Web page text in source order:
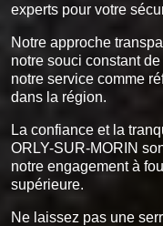
experts pour votre
Notre approche
notre souci constant
notre service comme
dans la région.
La confiance et la
ORLY-SUR-MORIN
notre engagement à
supérieure.
Ne laissez pas une